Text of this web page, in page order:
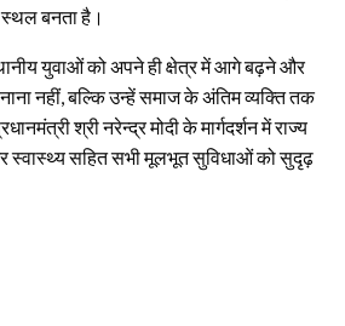
बनता है।
युवाओं को अपने ही क्षेत्र में आगे बढ़ने और
नहीं, बल्कि उन्हें समाज के अंतिम व्यक्ति तक
श्री नरेन्द्र मोदी के मार्गदर्शन में राज्य
स्वास्थ्य सहित सभी मूलभूत सुविधाओं को सुदृढ़